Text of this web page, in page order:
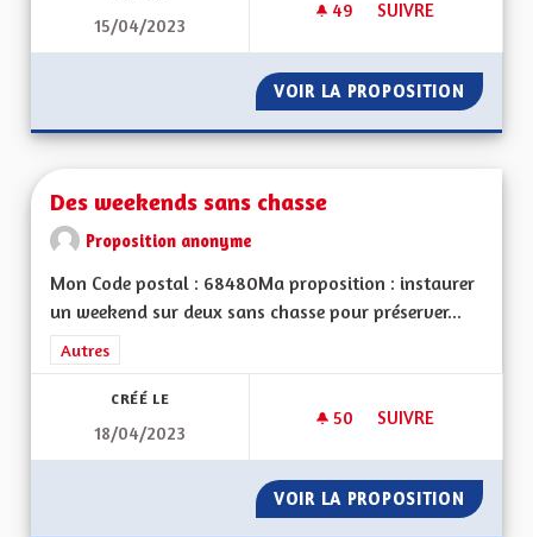
15/04/2023
49 49 ABONNÉS
SUIVRE
VOIR LA PROPOSITION
Des weekends sans chasse
Proposition anonyme
Mon Code postal : 68480Ma proposition : instaurer
un weekend sur deux sans chasse pour préserver...
Filtrer les résultats de la catégorie : Autres
Autres
CRÉÉ LE
18/04/2023
50 50 ABONNÉS
SUIVRE
VOIR LA PROPOSITION DES